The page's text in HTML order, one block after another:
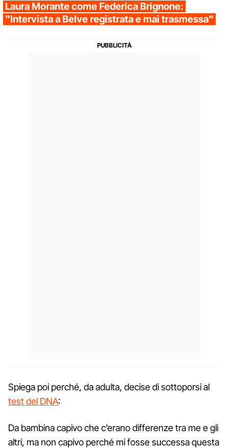
Laura Morante come Federica Brignone:
"Intervista a Belve registrata e mai trasmessa"
Spiega poi perché, da adulta, decise di sottoporsi al
test del DNA:
Da bambina capivo che c’erano differenze tra me e gli
altri, ma non capivo perché mi fosse successa questa